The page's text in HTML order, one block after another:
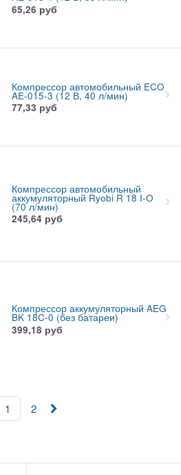
65,26 руб
Компрессор автомобильный ECO
AE-015-3 (12 В, 40 л/мин)
77,33 руб
Компрессор автомобильный
аккумуляторный Ryobi R 18 I-O
(70 л/мин)
245,64 руб
Компрессор аккумуляторный AEG
BK 18C-0 (без батареи)
399,18 руб
1 2